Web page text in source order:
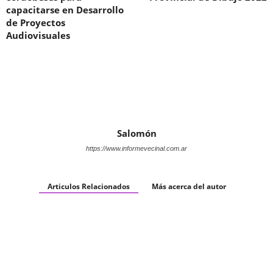
capacitarse en Desarrollo
de Proyectos
Audiovisuales
Salomón
https://www.informevecinal.com.ar
Articulos Relacionados Más acerca del autor